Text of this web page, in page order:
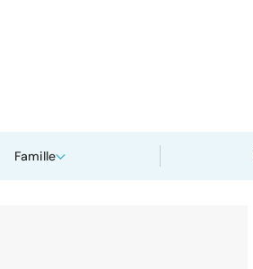
Famille